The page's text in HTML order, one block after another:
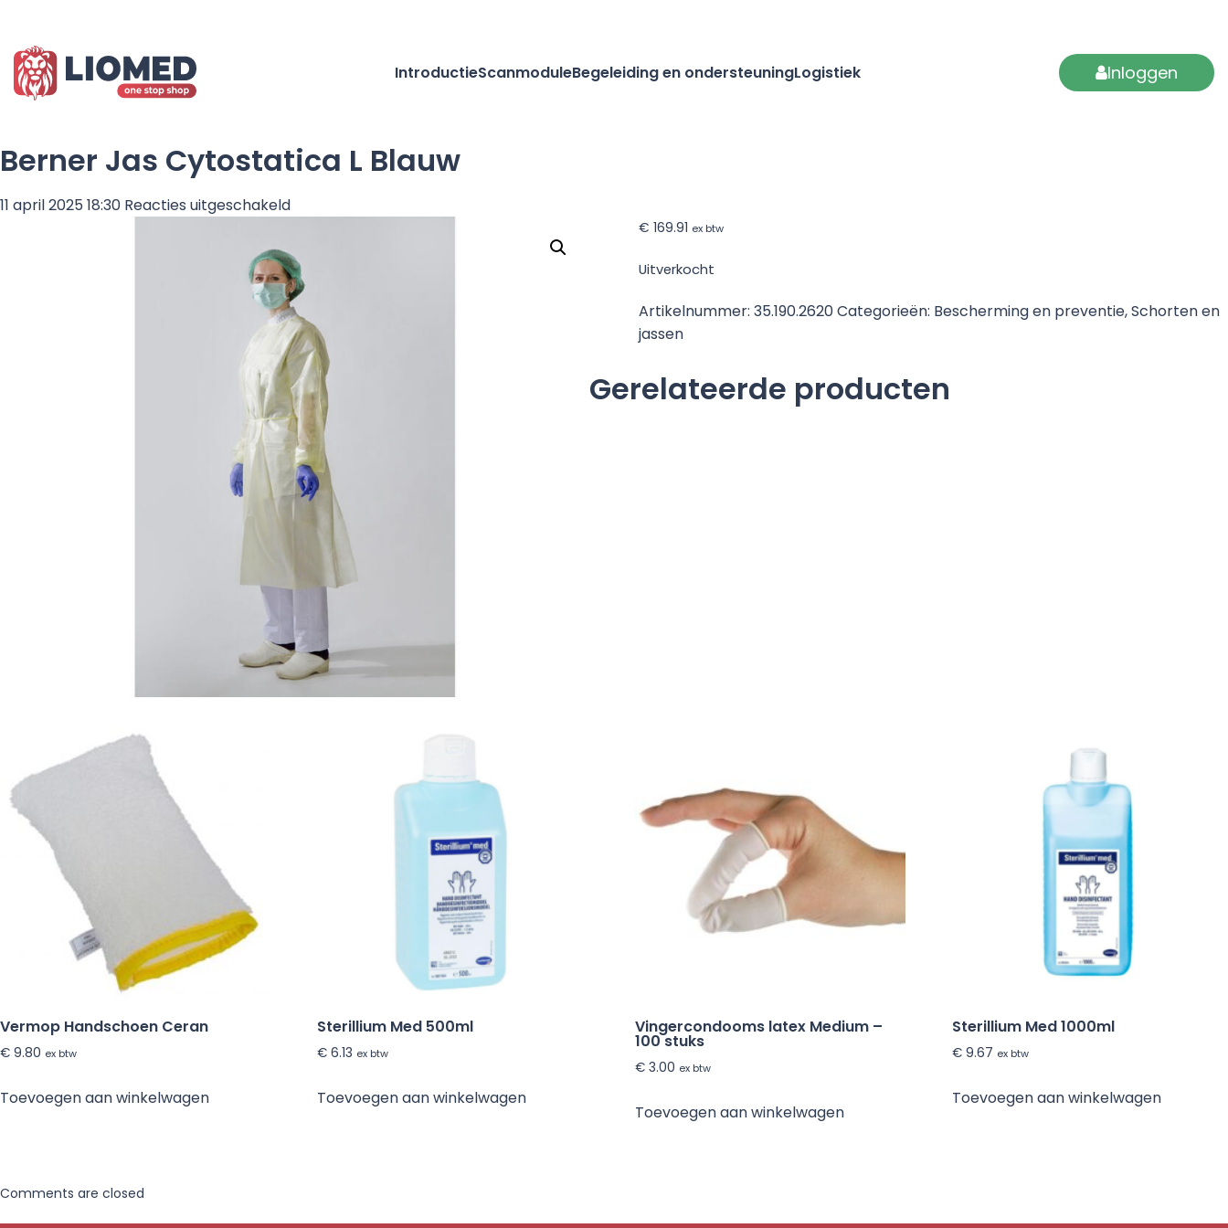
IntroductieScanmoduleBegeleiding en ondersteuningLogistiek Inloggen
Berner Jas Cytostatica L Blauw
11 april 2025 18:30 Reacties uitgeschakeldvoor
Jas
Cytostatica
L
Blauw
€ 169.91 ex btw
Uitverkocht
Artikelnummer: 35.190.2620Categorieën: Bescherming en preventie,Schorten en
jassen
Gerelateerde producten
Vermop Handschoen Ceran
€ 9.80 ex btw
Toevoegen aan winkelwagen
Sterillium Med 500ml
€ 6.13 ex btw
Toevoegen aan winkelwagen
Vingercondooms latex Medium –
100 stuks
€3.00 ex btw
Toevoegen aan winkelwagen
Sterillium Med 1000ml
€ 9.67 ex btw
Toevoegen aan winkelwagen
Comments are closed